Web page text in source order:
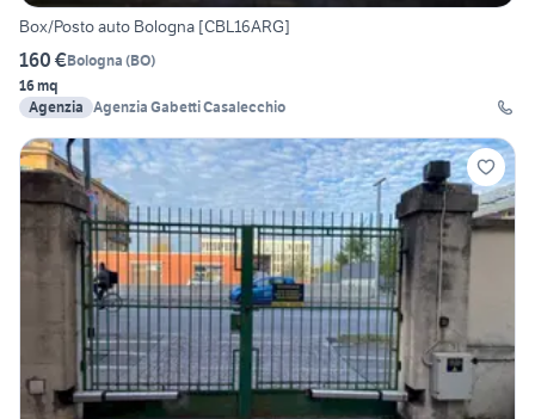
Box/Posto auto Bologna [CBL16ARG]
160 €Bologna (BO)
16 mq
Agenzia Agenzia Gabetti Casalecchio